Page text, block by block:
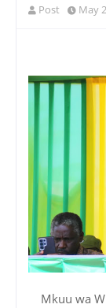
Post May
Mkuu wa